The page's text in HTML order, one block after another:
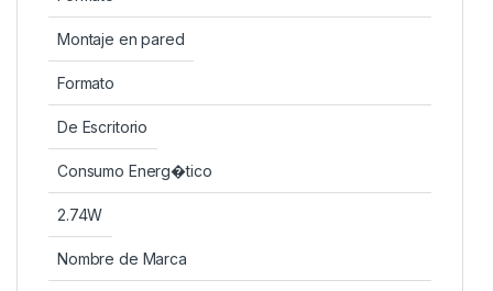
Montaje en pared
Formato
De Escritorio
Consumo Energ�tico
2.74W
Nombre de Marca